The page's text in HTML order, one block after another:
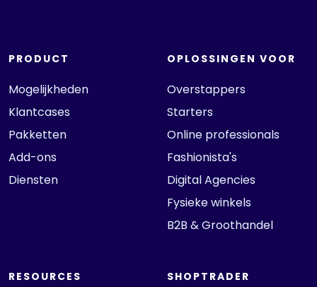
PRODUCT
Mogelijkheden
Klantcases
Pakketten
Add-ons
Diensten
OPLOSSINGEN VOOR
Overstappers
Starters
Online professionals
Fashionista's
Digital Agencies
Fysieke winkels
B2B & Groothandel
RESOURCES SHOPTRADER